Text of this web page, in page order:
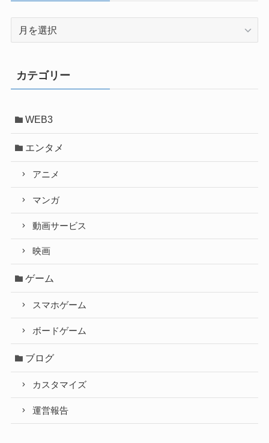
カ
ブ
カテゴリー
WEB3
エンタメ
アニメ
マンガ
動画サービス
映画
ゲーム
スマホゲーム
ボードゲーム
ブログ
カスタマイズ
運営報告